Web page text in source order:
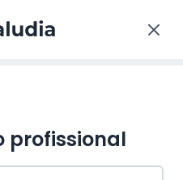
profissional